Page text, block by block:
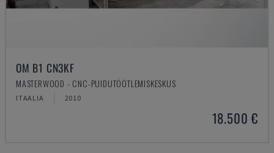
OM B1 CN3KF
MASTERWOOD - CNC-PUIDUTÖÖTLEMISKESKUS
ITAALIA 2010
18.500 €